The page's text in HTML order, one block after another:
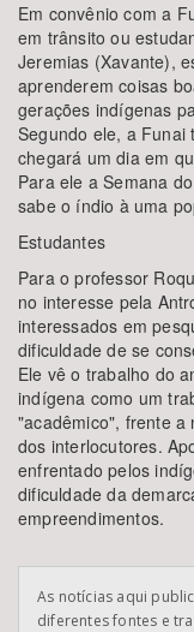
Em convênio com a
em trânsito ou
Jeremias (Xavante),
aprenderem coisas
gerações indígenas
Segundo ele, a Funai
chegará um dia em
Para ele a Semana
sabe o índio à uma
Estudantes
Para o professor
no interesse pela
interessados em
dificuldade de se
Ele vê o trabalho do
indígena como um
"acadêmico", frente a
dos interlocutores.
enfrentado pelos
dificuldade da
empreendimentos.
As notícias aqui
diferentes fontes e